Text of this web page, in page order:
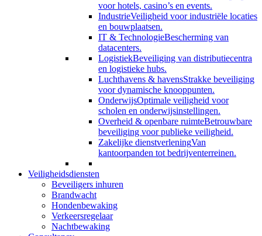
voor hotels, casino’s en events.
IndustrieVeiligheid voor industriële locaties
en bouwplaatsen.
IT & TechnologieBescherming van
datacenters.
LogistiekBeveiliging van distributiecentra
en logistieke hubs.
Luchthavens & havensStrakke beveiliging
voor dynamische knooppunten.
OnderwijsOptimale veiligheid voor
scholen en onderwijsinstellingen.
Overheid & openbare ruimteBetrouwbare
beveiliging voor publieke veiligheid.
Zakelijke dienstverleningVan
kantoorpanden tot bedrijventerreinen.
Veiligheidsdiensten
Beveiligers inhuren
Brandwacht
Hondenbewaking
Verkeersregelaar
Nachtbewaking